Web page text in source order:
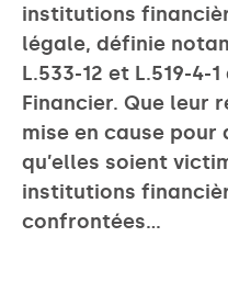
institutions
légale, définie
L.533-12 et L.519-4-
Financier. Que leur
mise en cause
qu’elles soient
institutions
confrontées…